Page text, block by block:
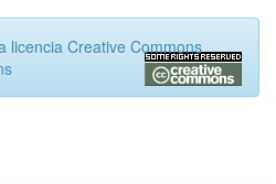
licencia Creative Commons